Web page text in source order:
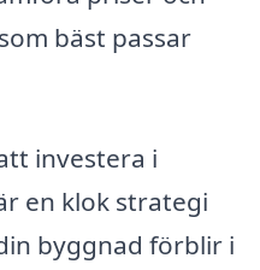
bäst passar
investera i
en klok strategi
byggnad förblir i